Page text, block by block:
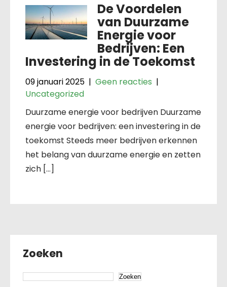
De Voordelen
van Duurzame
Energie voor
Bedrijven: Een
Investering in de Toekomst
09 januari 2025 | Geen reacties |
Uncategorized
Duurzame energie voor bedrijven Duurzame
energie voor bedrijven: een investering in de
toekomst Steeds meer bedrijven erkennen
het belang van duurzame energie en zetten
zich […]
Zoeken
Zoeken